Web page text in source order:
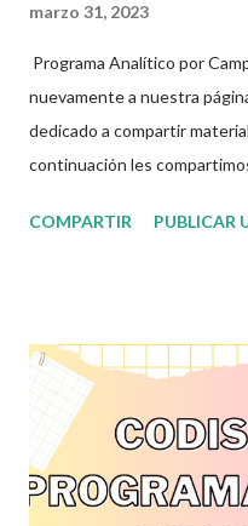
marzo 31, 2023
Programa Analítico por
nuevamente a nuestra
dedicado a compartir
continuación les
nueva propuesta educativa
herramienta que acompañe
aula, cuya estructura
estudiantes, ir marcando las
necesidades y las de su
creadores de estos
COMPARTIR PUBLICAR